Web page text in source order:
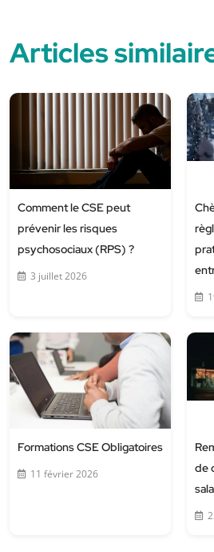
Articles
Comment le CSE peut
prévenir les risques
psychosociaux (RPS) ?
3 juillet 2026
Formations CSE Obligatoires
11 février 2026
de